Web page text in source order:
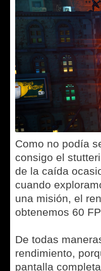
Como no podía
consigo el
de la caída
cuando
una misión, el
obtenemos 60
De todas
rendimiento,
pantalla